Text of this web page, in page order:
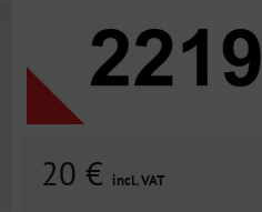
20 € incl. VAT